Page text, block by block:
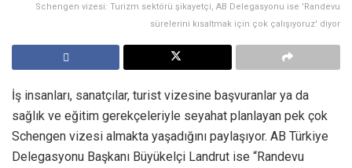
Schengen vizesi: Turizm sektörü şikayetçi, AB Delegasyonu ise 'Randevu
sürelerini kısaltmak için çok çalışıyoruz' diyor
İş insanları, sanatçılar, turist vizesine başvuranlar ya da
sağlık ve eğitim gerekçeleriyle seyahat planlayan pek çok
Schengen vizesi almakta yaşadığını paylaşıyor. AB Türkiye
Delegasyonu Başkanı Büyükelçi Landrut ise “Randevu